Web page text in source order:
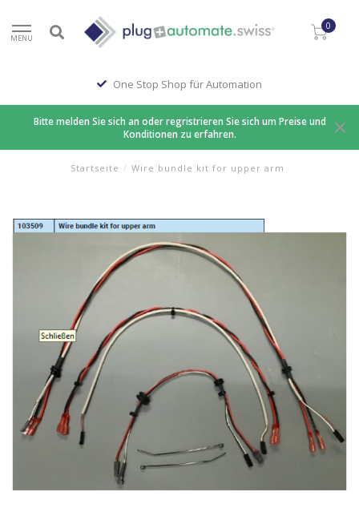
MENU
0
One Stop Shop für Automation
Bitte melden Sie sich an oder regristrieren Sie sich um Preise und
Konditionen zu erfahren.
Startseite / Wire bundle kit for upper arm